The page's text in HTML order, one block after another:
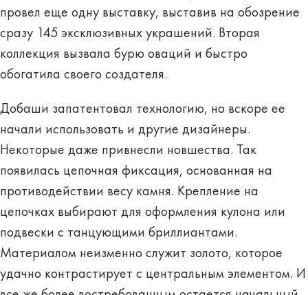
провел еще одну выставку, выставив на обозрение
сразу 145 эксклюзивных украшений. Вторая
коллекция вызвала бурю оваций и быстро
обогатила своего создателя.
Добаши запатентовал технологию, но вскоре ее
начали использовать и другие дизайнеры.
Некоторые даже привнесли новшества. Так
появилась цепочная фиксация, основанная на
противодействии весу камня. Крепление на
цепочках выбирают для оформления кулона или
подвески с танцующими бриллиантами.
Материалом неизменно служит золото, которое
удачно контрастирует с центральным элементом. И